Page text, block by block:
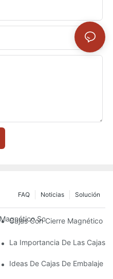
Solución
Noticias
FAQ
Son La Mejor Opción
Cajas Con Cierre Magnético
Para Productos De
La Importancia De Las Cajas
Para Productos De Cuidado
Ideas De Cajas De Embalaje